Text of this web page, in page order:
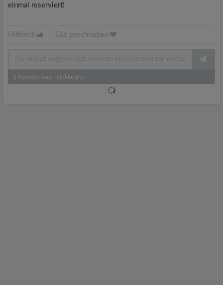
einmal reserviert!
Hilfreich Gut geschrieben
1 Kommentare Einklappen